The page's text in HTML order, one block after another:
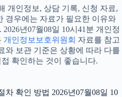
개인정보, 상담 기록, 신청 자료,
경우에는 자료가 필요한 이유와
년07월08일 10시41분 개인정
개인정보보호위원회 자료를 참고
와 보관 기준은 상황에 따라 다를
확인하는 것이 좋습니다.
확인 방법 2026년07월08일 10